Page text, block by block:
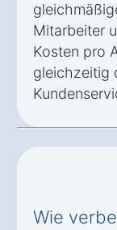
Mitarbeiter
Kosten pro
gleichzeitig
Wie